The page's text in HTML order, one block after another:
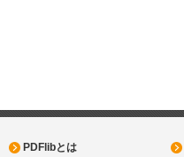
PDFlibとは